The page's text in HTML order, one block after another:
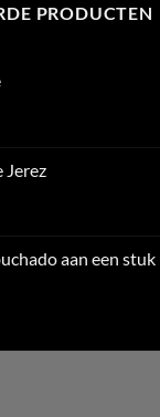
PRODUCTEN
Jerez
aan een stuk